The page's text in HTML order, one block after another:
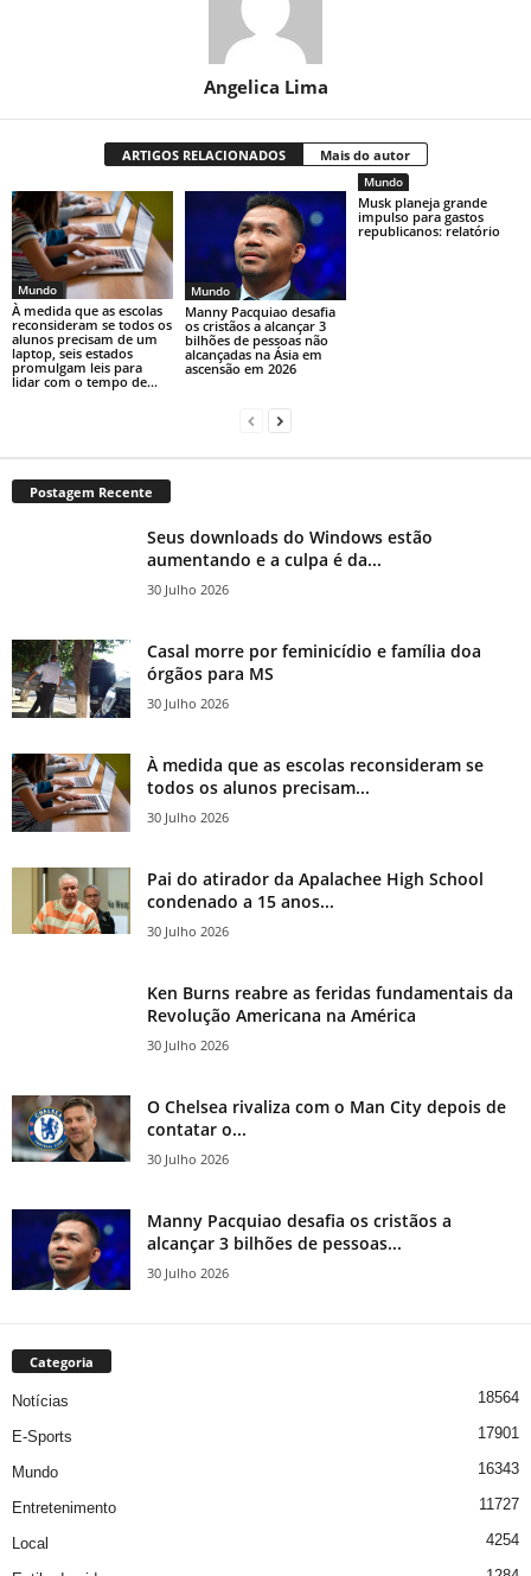
Angelica Lima
ARTIGOS RELACIONADOS Mais do autor
Mundo
À medida que as escolas
reconsideram se todos os
alunos precisam de um
laptop, seis estados
promulgam leis para
lidar com o tempo de...
Mundo
Manny Pacquiao desafia
os cristãos a alcançar 3
bilhões de pessoas não
alcançadas na Ásia em
ascensão em 2026
Mundo
Musk planeja grande
impulso para gastos
republicanos: relatório
Postagem Recente
Seus downloads do Windows estão
aumentando e a culpa é da...
30 Julho 2026
Casal morre por feminicídio e família doa
órgãos para MS
30 Julho 2026
À medida que as escolas reconsideram se
todos os alunos precisam...
30 Julho 2026
Pai do atirador da Apalachee High School
condenado a 15 anos...
30 Julho 2026
Ken Burns reabre as feridas fundamentais da
Revolução Americana na América
30 Julho 2026
O Chelsea rivaliza com o Man City depois de
contatar o...
30 Julho 2026
Manny Pacquiao desafia os cristãos a
alcançar 3 bilhões de pessoas...
30 Julho 2026
Categoria
Notícias 18564
E-Sports 17901
Mundo 16343
Entretenimento 11727
Local 4254